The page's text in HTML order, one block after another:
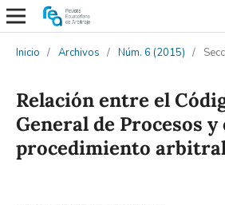
Inicio / Archivos / Núm. 6 (2015) /
Relación entre el
General de Procesos y
procedimiento